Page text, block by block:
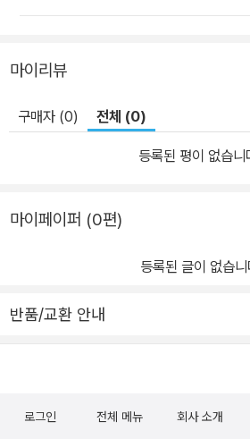
마이리뷰
구매자 (0) 전체 (0)
등록된 평이 없습니
마이페이퍼 (0편)
등록된 글이 없습
반품/교환 안내
로그인 전체 메뉴 회사 소개